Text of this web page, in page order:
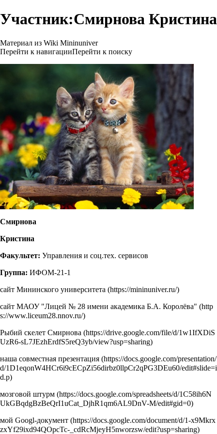
Участник:Смирнова Кристина
Материал из Wiki Mininuniver
Перейти к навигацииПерейти к поиску
Смирнова
Кристина
Факультет: Управления и соц.тех. сервисов
Группа: ИФОМ-21-1
сайт Мининского университета
сайт МАОУ "Лицей № 28 имени академика Б.А. Королёва"
Рыбий скелет Смирнова
наша совместная презентация
мозговой штурм
мой Googl-документ